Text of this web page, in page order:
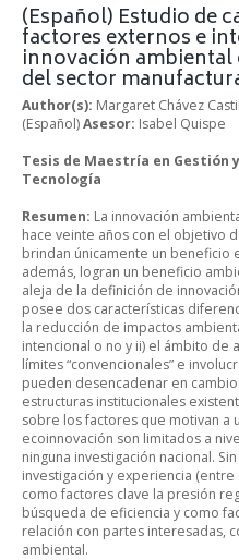
(Español) Estudio de
factores externos e
innovación ambiental
del sector
Author(s): Margaret Chávez
(Español)Asesor: Isabel Quispe
Tesis de Maestría en Gestión
Tecnología
Resumen: La innovación
hace veinte años con el objetivo
brindan únicamente un beneficio
además, logran un beneficio
aleja de la definición de
posee dos características
la reducción de impactos
intencional o no y ii) el ámbito de
límites “convencionales” e
pueden desencadenar en
estructuras institucionales
sobre los factores que motivan a
ecoinnovación son limitados a
ninguna investigación nacional.
investigación y experiencia
como factores clave la presión
búsqueda de eficiencia y como
relación con partes interesadas,
ambiental.